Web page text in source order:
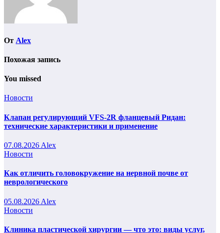
От Alex
Похожая запись
You missed
Новости
Клапан регулирующий VFS-2R фланцевый Ридан:
технические характеристики и применение
07.08.2026 Alex
Новости
Как отличить головокружение на нервной почве от
неврологического
05.08.2026 Alex
Новости
Клиника пластической хирургии — что это: виды услуг,